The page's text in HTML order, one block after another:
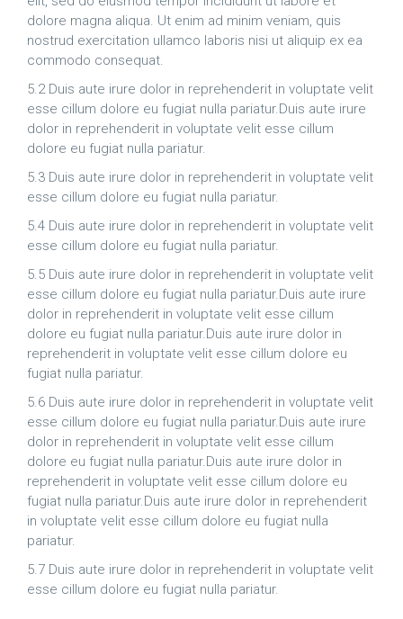
dolore magna aliqua. Ut enim ad minim veniam, quis
nostrud exercitation ullamco laboris nisi ut aliquip ex ea
commodo consequat.
5.2 Duis aute irure dolor in reprehenderit in voluptate velit
esse cillum dolore eu fugiat nulla pariatur.Duis aute irure
dolor in reprehenderit in voluptate velit esse cillum
dolore eu fugiat nulla pariatur.
5.3 Duis aute irure dolor in reprehenderit in voluptate velit
esse cillum dolore eu fugiat nulla pariatur.
5.4 Duis aute irure dolor in reprehenderit in voluptate velit
esse cillum dolore eu fugiat nulla pariatur.
5.5 Duis aute irure dolor in reprehenderit in voluptate velit
esse cillum dolore eu fugiat nulla pariatur.Duis aute irure
dolor in reprehenderit in voluptate velit esse cillum
dolore eu fugiat nulla pariatur.Duis aute irure dolor in
reprehenderit in voluptate velit esse cillum dolore eu
fugiat nulla pariatur.
5.6 Duis aute irure dolor in reprehenderit in voluptate velit
esse cillum dolore eu fugiat nulla pariatur.Duis aute irure
dolor in reprehenderit in voluptate velit esse cillum
dolore eu fugiat nulla pariatur.Duis aute irure dolor in
reprehenderit in voluptate velit esse cillum dolore eu
fugiat nulla pariatur.Duis aute irure dolor in reprehenderit
in voluptate velit esse cillum dolore eu fugiat nulla
pariatur.
5.7 Duis aute irure dolor in reprehenderit in voluptate velit
esse cillum dolore eu fugiat nulla pariatur.